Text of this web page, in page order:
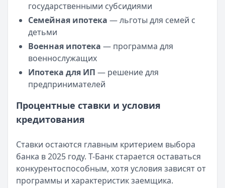
Альфа-Банк — Кредитная карта Альфа-Банка
Лимит: до1 000 000 ₽
Льготный период:
Обслуживание:Бесплатно
Рейтинг:4.8(11 отзывов)
Сбербанк— СберКарта
Лимит: до1 000 000 ₽
Обслуживание:Бесплатно
Рейтинг:4.9(10 отзывов)
Лимит: до1 000 000 ₽
Льготный период:55 дней
Обслуживание:590 ₽ в год
Рейтинг:4.8(12 отзывов)
государственными субсидиями
Семейная ипотека — льготы для семей с
детьми
Военная ипотека — программа для
военнослужащих
Ипотека для ИП — решение для
предпринимателей
Процентные ставки и условия
кредитования
Ставки остаются главным критерием выбора
банка в 2025 году. Т-Банк старается оставаться
конкурентоспособным, хотя условия зависят от
программы и характеристик заемщика.